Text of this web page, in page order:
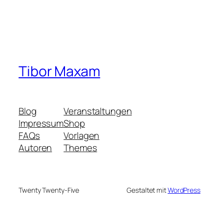
Tibor Maxam
Blog
Impressum
FAQs
Autoren
Veranstaltungen
Shop
Vorlagen
Themes
Twenty Twenty-Five Gestaltet mitWordPress